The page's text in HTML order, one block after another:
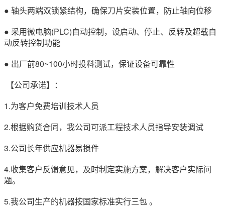
● 轴头两端双锁紧结构，确保刀片安装位置，防止轴向位移
● 采用微电脑(PLC)自动控制，设启动、停止、反转及超载自
动反转控制功能
● 出厂前80~100小时投料测试，保证设备可靠性
【公司承诺】：
1.为客户免费培训技术人员
2.根据购货合同，我公司可派工程技术人员指导安装调试
3.公司长年供应机器易损件
4.收集客户反馈意见，及时制定实施方案，解决客户实际问
题。
5.我公司生产的机器按国家标准实行三包 。